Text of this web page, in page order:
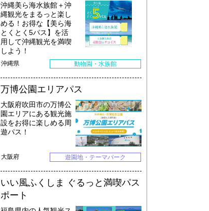
沖縄美ら海水族館＋沖
縄観光をまるっと楽し
める！お得な【美ら海
とくとく5パス】を活
用して沖縄観光を満喫
しよう！
沖縄県 動物園・水族館
万博公園エリアパス
大阪府吹田市の万博公
園エリアにある観光施
設をお得に楽しめる周
遊パス！
大阪府 遊園地・テーマパーク
いい風ふくしま ぐるっと満喫パス
ポート